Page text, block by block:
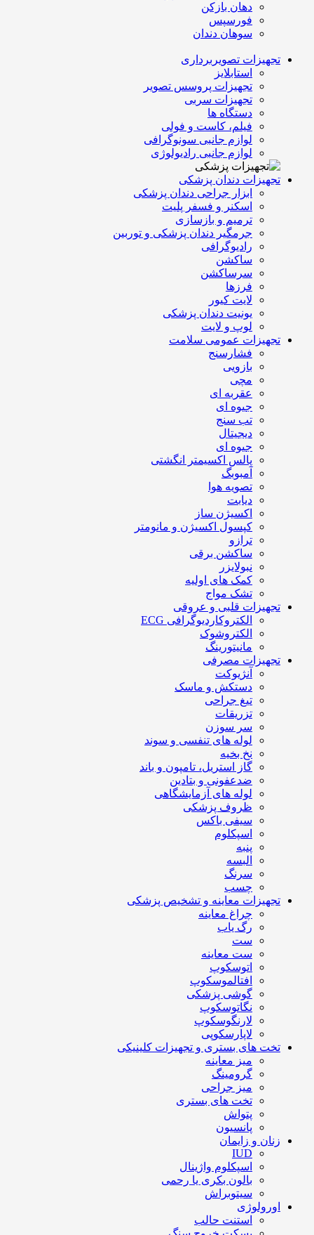
دهان بازکن
فورسپس
سوهان دندان
تجهیزات تصویربرداری
استابلایز
تجهیزات پروسس تصویر
تجهیزات سربی
دستگاه ها
فیلم، کاست و فولی
لوازم جانبی سونوگرافی
لوازم جانبی رادیولوژی
تجهیزات دندان پزشکی
ابزار جراحی دندان پزشکی
اسکنر و فسفر پلیت
ترمیم و بازسازی
جرمگیر دندان پزشکی و توربین
رادیوگرافی
ساکشن
سرساکشن
فرزها
لایت کیور
یونیت دندان پزشکی
لوپ و لایت
تجهیزات عمومی سلامت
فشارسنج
بازویی
مچی
عقربه ای
جیوه ای
تب سنج
دیجیتال
جیوه ای
پالس اکسیمتر انگشتی
آمبوبگ
تصویه هوا
دیابت
اکسیژن ساز
کپسول اکسیژن و مانومتر
ترازو
ساکشن برقی
نبولایزر
کمک های اولیه
تشک مواج
تجهیزات قلبی و عروقی
الکتروکاردیوگرافی ECG
الکتروشوک
مانیتورینگ
تجهیزات مصرفی
آنژیوکت
دستکش و ماسک
تیغ جراحی
تزریقات
سر سوزن
لوله های تنفسی و سوند
نخ بخیه
گاز استریل، تامپون و باند
ضدعفونی و بتادین
لوله های آزمایشگاهی
ظروف پزشکی
سیفی باکس
اسپکلوم
پنبه
البسه
سرنگ
چسب
تجهیزات معاینه و تشخیص پزشکی
چراغ معاینه
رگ یاب
ست
ست معاینه
اتوسکوپ
افتالموسکوپ
گوشی پزشکی
نگاتوسکوپ
لارنگوسکوپ
لاپارسکوپی
تخت های بستری و تجهیزات کلینیکی
میز معاینه
گرومینگ
میز جراحی
تخت های بستری
پتواش
پانسیون
زنان و زایمان
IUD
اسپکلوم واژینال
بالون بکری یا رحمی
سیتوبراش
اورولوژی
استنت حالب